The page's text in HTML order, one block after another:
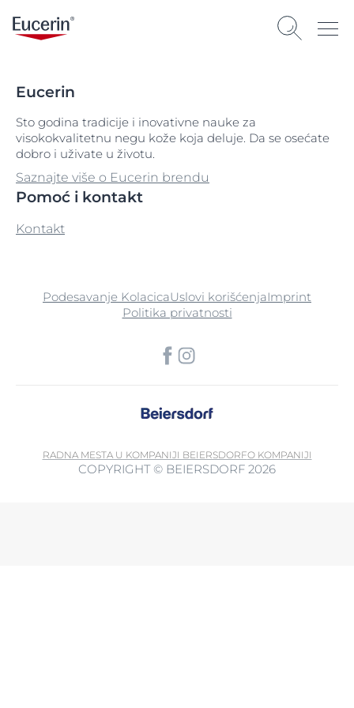
Eucerin
Sto godina tradicije i inovativne nauke za
visokokvalitetnu negu kože koja deluje. Da se osećate
dobro i uživate u životu.
Saznajte više o Eucerin brendu
Pomoć i kontakt
Kontakt
Podesavanje KolacicaUslovi korišćenjaImprint
Politika privatnosti
RADNA MESTA U KOMPANIJI BEIERSDORFO KOMPANIJI
COPYRIGHT © BEIERSDORF 2026